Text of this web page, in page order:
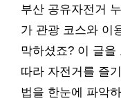
부산 공유자전거
가 관광 코스와 이
막하셨죠? 이 글을
따라 자전거를 즐
법을 한눈에 파악